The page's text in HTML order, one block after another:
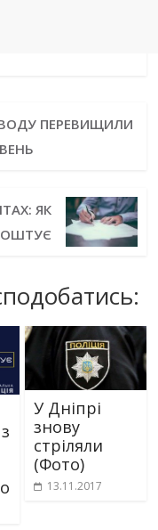
ПЕРЕВИЩИЛИ
ЯК
У Дніпрі
знову
стріляли
(Фото)
13.11.2017